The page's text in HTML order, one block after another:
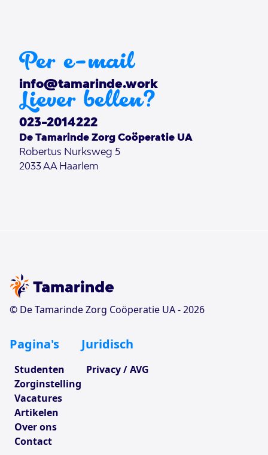
Per e-mail
info@tamarinde.work
Liever bellen?
023-2014222
De Tamarinde Zorg Coöperatie UA
Robertus Nurksweg 5
2033 AA Haarlem
© De Tamarinde Zorg Coöperatie UA -2026
Pagina's
Studenten
Zorginstelling
Vacatures
Artikelen
Over ons
Contact
Juridisch
Privacy / AVG